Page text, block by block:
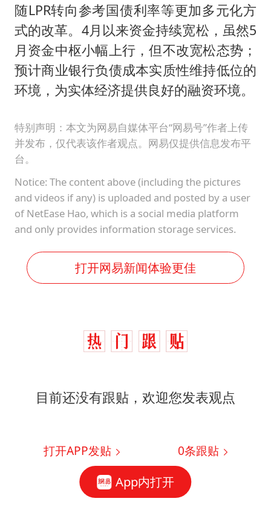
随LPR转向参考国债利率等更加多元化方
式的改革。4月以来资金持续宽松，虽然5
月资金中枢小幅上行，但不改宽松态势；
预计商业银行负债成本实质性维持低位的
环境，为实体经济提供良好的融资环境。
特别声明：本文为网易自媒体平台“网易号”作者上传
并发布，仅代表该作者观点。网易仅提供信息发布平
台。
Notice: The content above (including the pictures
and videos if any) is uploaded and posted by a user
of NetEase Hao, which is a social media platform
and only provides information storage services.
打开网易新闻体验更佳
目前还没有跟贴，欢迎您发表观点
打开APP发贴 0条跟贴
App内打开